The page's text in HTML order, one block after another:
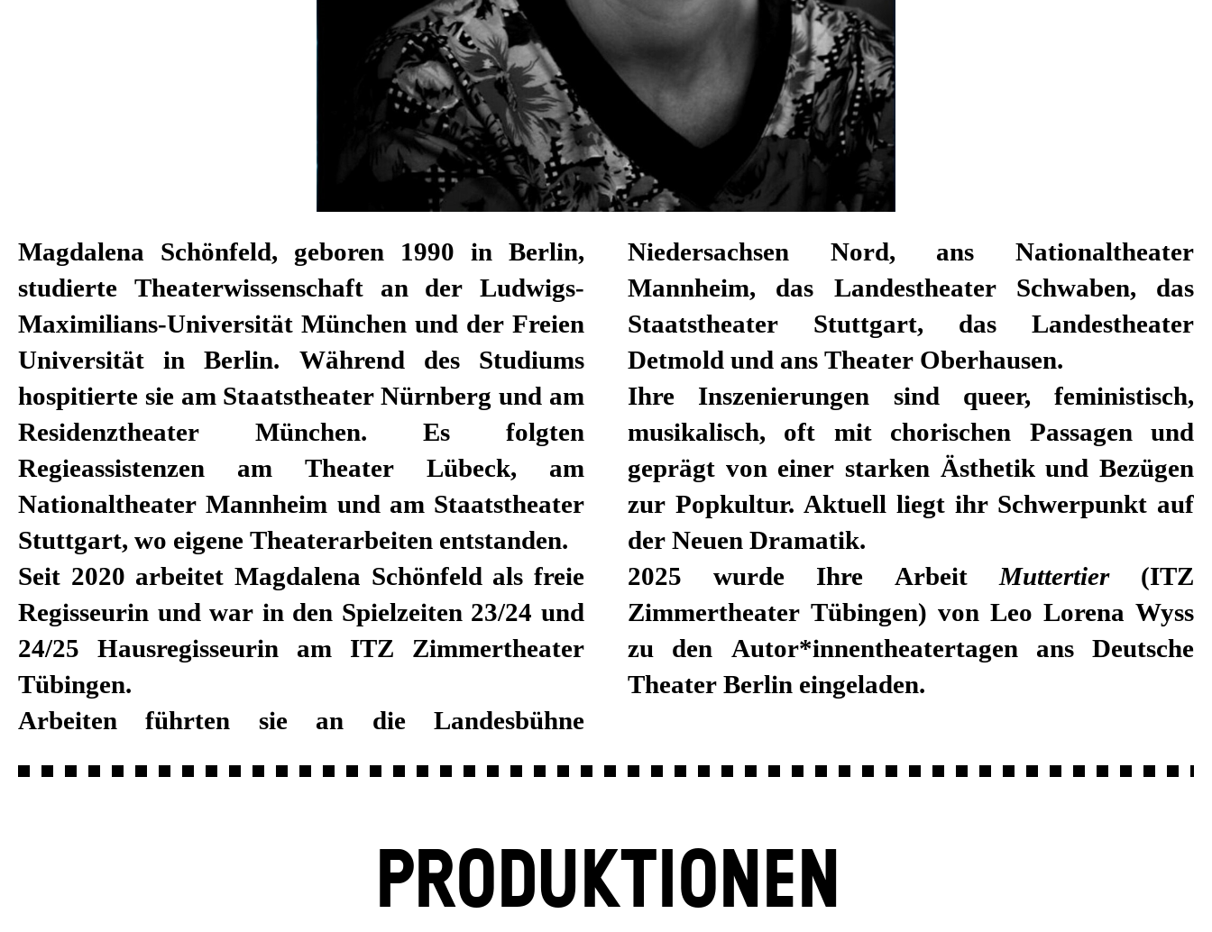
Magdalena Schönfeld, geboren 1990 in Berlin,
studierte Theaterwissenschaft an der Ludwigs-
Maximilians-Universität München und der Freien
Universität in Berlin. Während des Studiums
hospitierte sie am Staatstheater Nürnberg und am
Residenztheater München. Es folgten
Regieassistenzen am Theater Lübeck, am
Nationaltheater Mannheim und am Staatstheater
Stuttgart, wo eigene Theaterarbeiten entstanden.
Seit 2020 arbeitet Magdalena Schönfeld als freie
Regisseurin und war in den Spielzeiten 23/24 und
24/25 Hausregisseurin am ITZ Zimmertheater
Tübingen.
Arbeiten führten sie an die Landesbühne
Niedersachsen Nord, ans Nationaltheater
Mannheim, das Landestheater Schwaben, das
Staatstheater Stuttgart, das Landestheater
Detmold und ans Theater Oberhausen.
Ihre Inszenierungen sind queer, feministisch,
musikalisch, oft mit chorischen Passagen und
geprägt von einer starken Ästhetik und Bezügen
zur Popkultur. Aktuell liegt ihr Schwerpunkt auf
der Neuen Dramatik.
2025 wurde Ihre Arbeit Muttertier (ITZ
Zimmertheater Tübingen) von Leo Lorena Wyss
zu den Autor*innentheatertagen ans Deutsche
Theater Berlin eingeladen.
PRODUKTIONEN